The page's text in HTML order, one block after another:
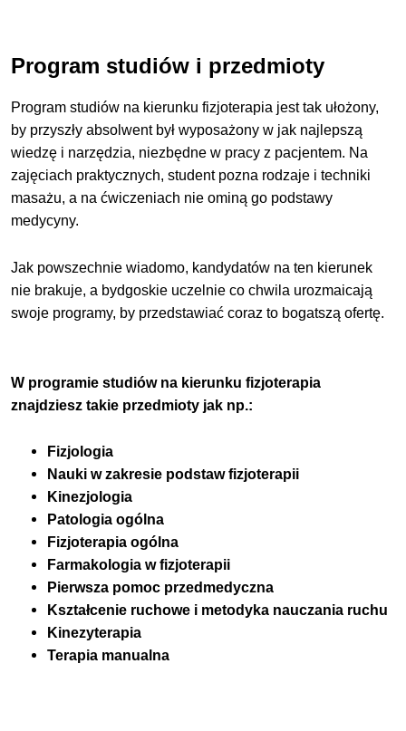
Program studiów i przedmioty
Program studiów na kierunku fizjoterapia jest tak ułożony,
by przyszły absolwent był wyposażony w jak najlepszą
wiedzę i narzędzia, niezbędne w pracy z pacjentem. Na
zajęciach praktycznych, student pozna rodzaje i techniki
masażu, a na ćwiczeniach nie ominą go podstawy
medycyny.
Jak powszechnie wiadomo, kandydatów na ten kierunek
nie brakuje, a bydgoskie uczelnie co chwila urozmaicają
swoje programy, by przedstawiać coraz to bogatszą ofertę.
W programie studiów na kierunku fizjoterapia
znajdziesz takie przedmioty jak np.:
Fizjologia
Nauki w zakresie podstaw fizjoterapii
Kinezjologia
Patologia ogólna
Fizjoterapia ogólna
Farmakologia w fizjoterapii
Pierwsza pomoc przedmedyczna
Kształcenie ruchowe i metodyka nauczania ruchu
Kinezyterapia
Terapia manualna